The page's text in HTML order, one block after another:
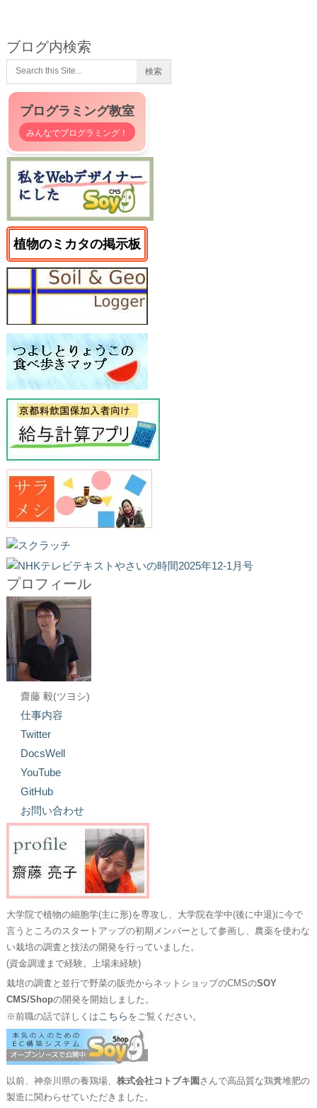
ブログ内検索
プログラミング教室
みんなでプログラミング！
植物のミカタの掲示板
プロフィール
齋藤 毅(ツヨシ)
仕事内容
Twitter
DocsWell
YouTube
GitHub
お問い合わせ
大学院で植物の細胞学(主に形)を専攻し、大学院在学中(後に中退)に今で
言うところのスタートアップの初期メンバーとして参画し、農薬を使わな
い栽培の調査と技法の開発を行っていました。
(資金調達まで経験。上場未経験)
栽培の調査と並行で野菜の販売からネットショップのCMSのSOY
CMS/Shopの開発を開始しました。
※前職の話で詳しくは こちら をご覧ください。
以前、神奈川県の養鶏場、 株式会社コトブキ園 さんで高品質な鶏糞堆肥の
製造に関わらせていただきました。